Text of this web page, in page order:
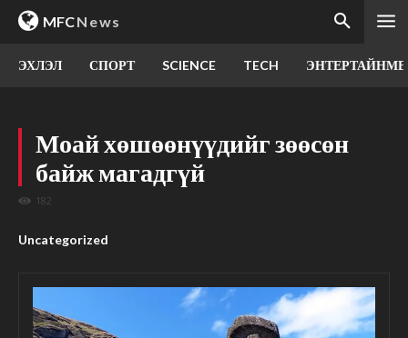
MFCNews
ЭХЛЭЛ СПОРТ SCIENCE TECH
Моай хөшөөнүүдийг зөөсөн
байж магадгүй
182
Uncategorized